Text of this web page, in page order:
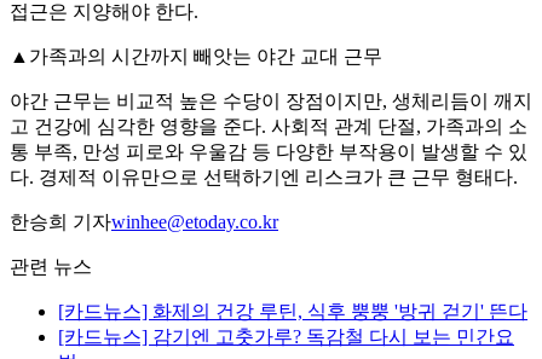
접근은 지양해야 한다.
▲가족과의 시간까지 빼앗는 야간 교대 근무
야간 근무는 비교적 높은 수당이 장점이지만, 생체리듬이 깨지
고 건강에 심각한 영향을 준다. 사회적 관계 단절, 가족과의 소
통 부족, 만성 피로와 우울감 등 다양한 부작용이 발생할 수 있
다. 경제적 이유만으로 선택하기엔 리스크가 큰 근무 형태다.
한승희 기자winhee@etoday.co.kr
관련 뉴스
[카드뉴스] 화제의 건강 루틴, 식후 뿡뿡 '방귀 걷기' 뜬다
[카드뉴스] 감기엔 고춧가루? 독감철 다시 보는 민간요